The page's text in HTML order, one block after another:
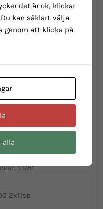
alu,
seat post diam.
clamp, diam.
8” semi-integrated
w/15mm Top
1.1/8”
2x11sp
det är ok, klickar
kan såklart välja
genom att klicka på
alla